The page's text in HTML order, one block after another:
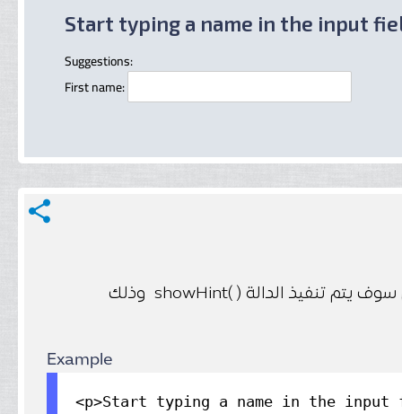
Start typing a name in the input
Suggestions:
First name:
share
في المثال السابق عندما يقوم المستخدم بكتابة احرف في حقل الادخال سوف يتم تنفيذ الدالة ( )showHint وذلك
Example
<p>Start typing a name in the input